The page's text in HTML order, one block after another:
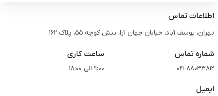
اطلاعات تماس
تهران، یوسف آباد، خیابان جهان آرا، نبش کوچه 55، پلاک 162
شماره تماس
021-88033812
ساعت کاری
9:00 الی 18:00
ایمیل